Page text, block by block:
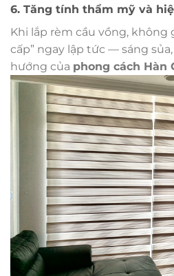
6. Tăng tính thẩm mỹ và
Khi lắp rèm cầu vồng, không
cấp” ngay lập tức — sáng
hướng của phong cách Hàn